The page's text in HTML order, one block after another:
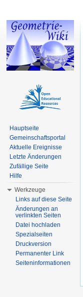
Hauptseite
Gemeinschaftsportal
Aktuelle Ereignisse
Letzte Änderungen
Zufällige Seite
Hilfe
Werkzeuge
Links auf diese Seite
Änderungen an
verlinkten Seiten
Datei hochladen
Spezialseiten
Druckversion
Permanenter Link
Seiteninformationen